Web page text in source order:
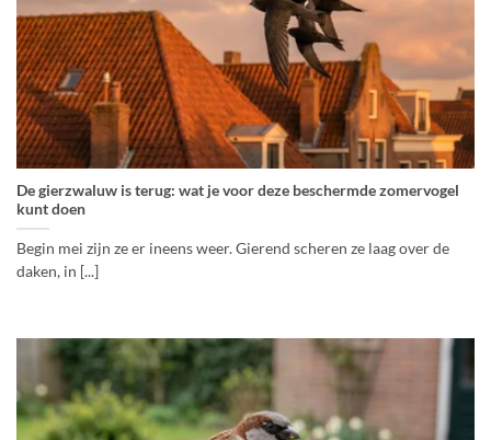
De gierzwaluw is terug: wat je voor deze beschermde zomervogel
kunt doen
Begin mei zijn ze er ineens weer. Gierend scheren ze laag over de
daken, in [...]